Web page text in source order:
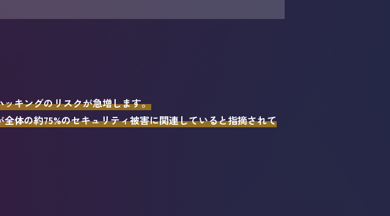
キングのリスクが急増します。
体の約75%のセキュリティ被害に関連していると指摘されて